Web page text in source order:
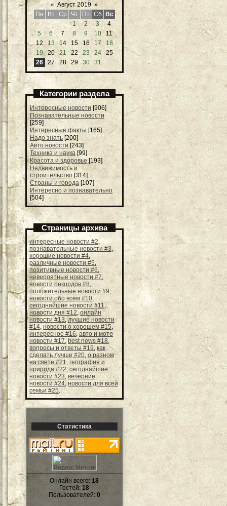
« Август 2019 »
Пн
Вт Ср Чт Пт Сб Вс
1
2 3
4
5
6 7 8 9 10
11
12
13 14 15 16 17
18
19
20 21 22 23 24
25
26
27 28 29 30 31
Категории раздела
Интересные новости [906]
Познавательные новости
[259]
Интересные факты [165]
Надо знать [200]
Авто новости [243]
Техника и наука [99]
Красота и здоровье [193]
Недвижимость и
строительство [314]
Страны и города [107]
Интересно и познавательно
[504]
Страницы архива
интересные новости #2
познавательные новости #3
хорошие новости #4
различные новости #5
позитивные новости #6
невероятные новости #7
новости рекордов #8
положительные новости #9
новости обо всём #10
сегодняйшие новости #11
новости дня #12 онлайн
новости #13 ,лучшие новости
#14,новости о хорошем #15
интересное #16, авто и мото
новости #17,best news #18
вопросы и ответы #19 как
сделать лучше #20 о разном
на свете #21 география и
природа #22 сегодняйшие
новости #23 вечерние
новости #24 новости для всей
семьи #25
Статистика
Онлайн всего: 18
Гостей: 18
Пользователей: 0